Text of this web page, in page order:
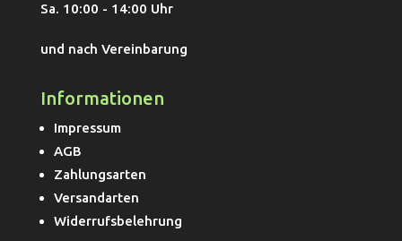
Sa. 10:00 - 14:00 Uhr
und nach Vereinbarung
Informationen
Impressum
AGB
Zahlungsarten
Versandarten
Widerrufsbelehrung